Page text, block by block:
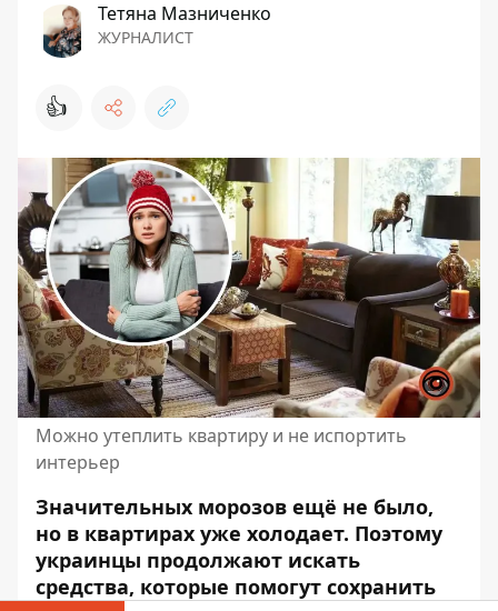
Тетяна Мазниченко
ЖУРНАЛИСТ
👍
Можно утеплить квартиру и не испортить
интерьер
Значительных морозов ещё не было,
но в квартирах уже холодает. Поэтому
украинцы продолжают искать
средства, которые помогут сохранить